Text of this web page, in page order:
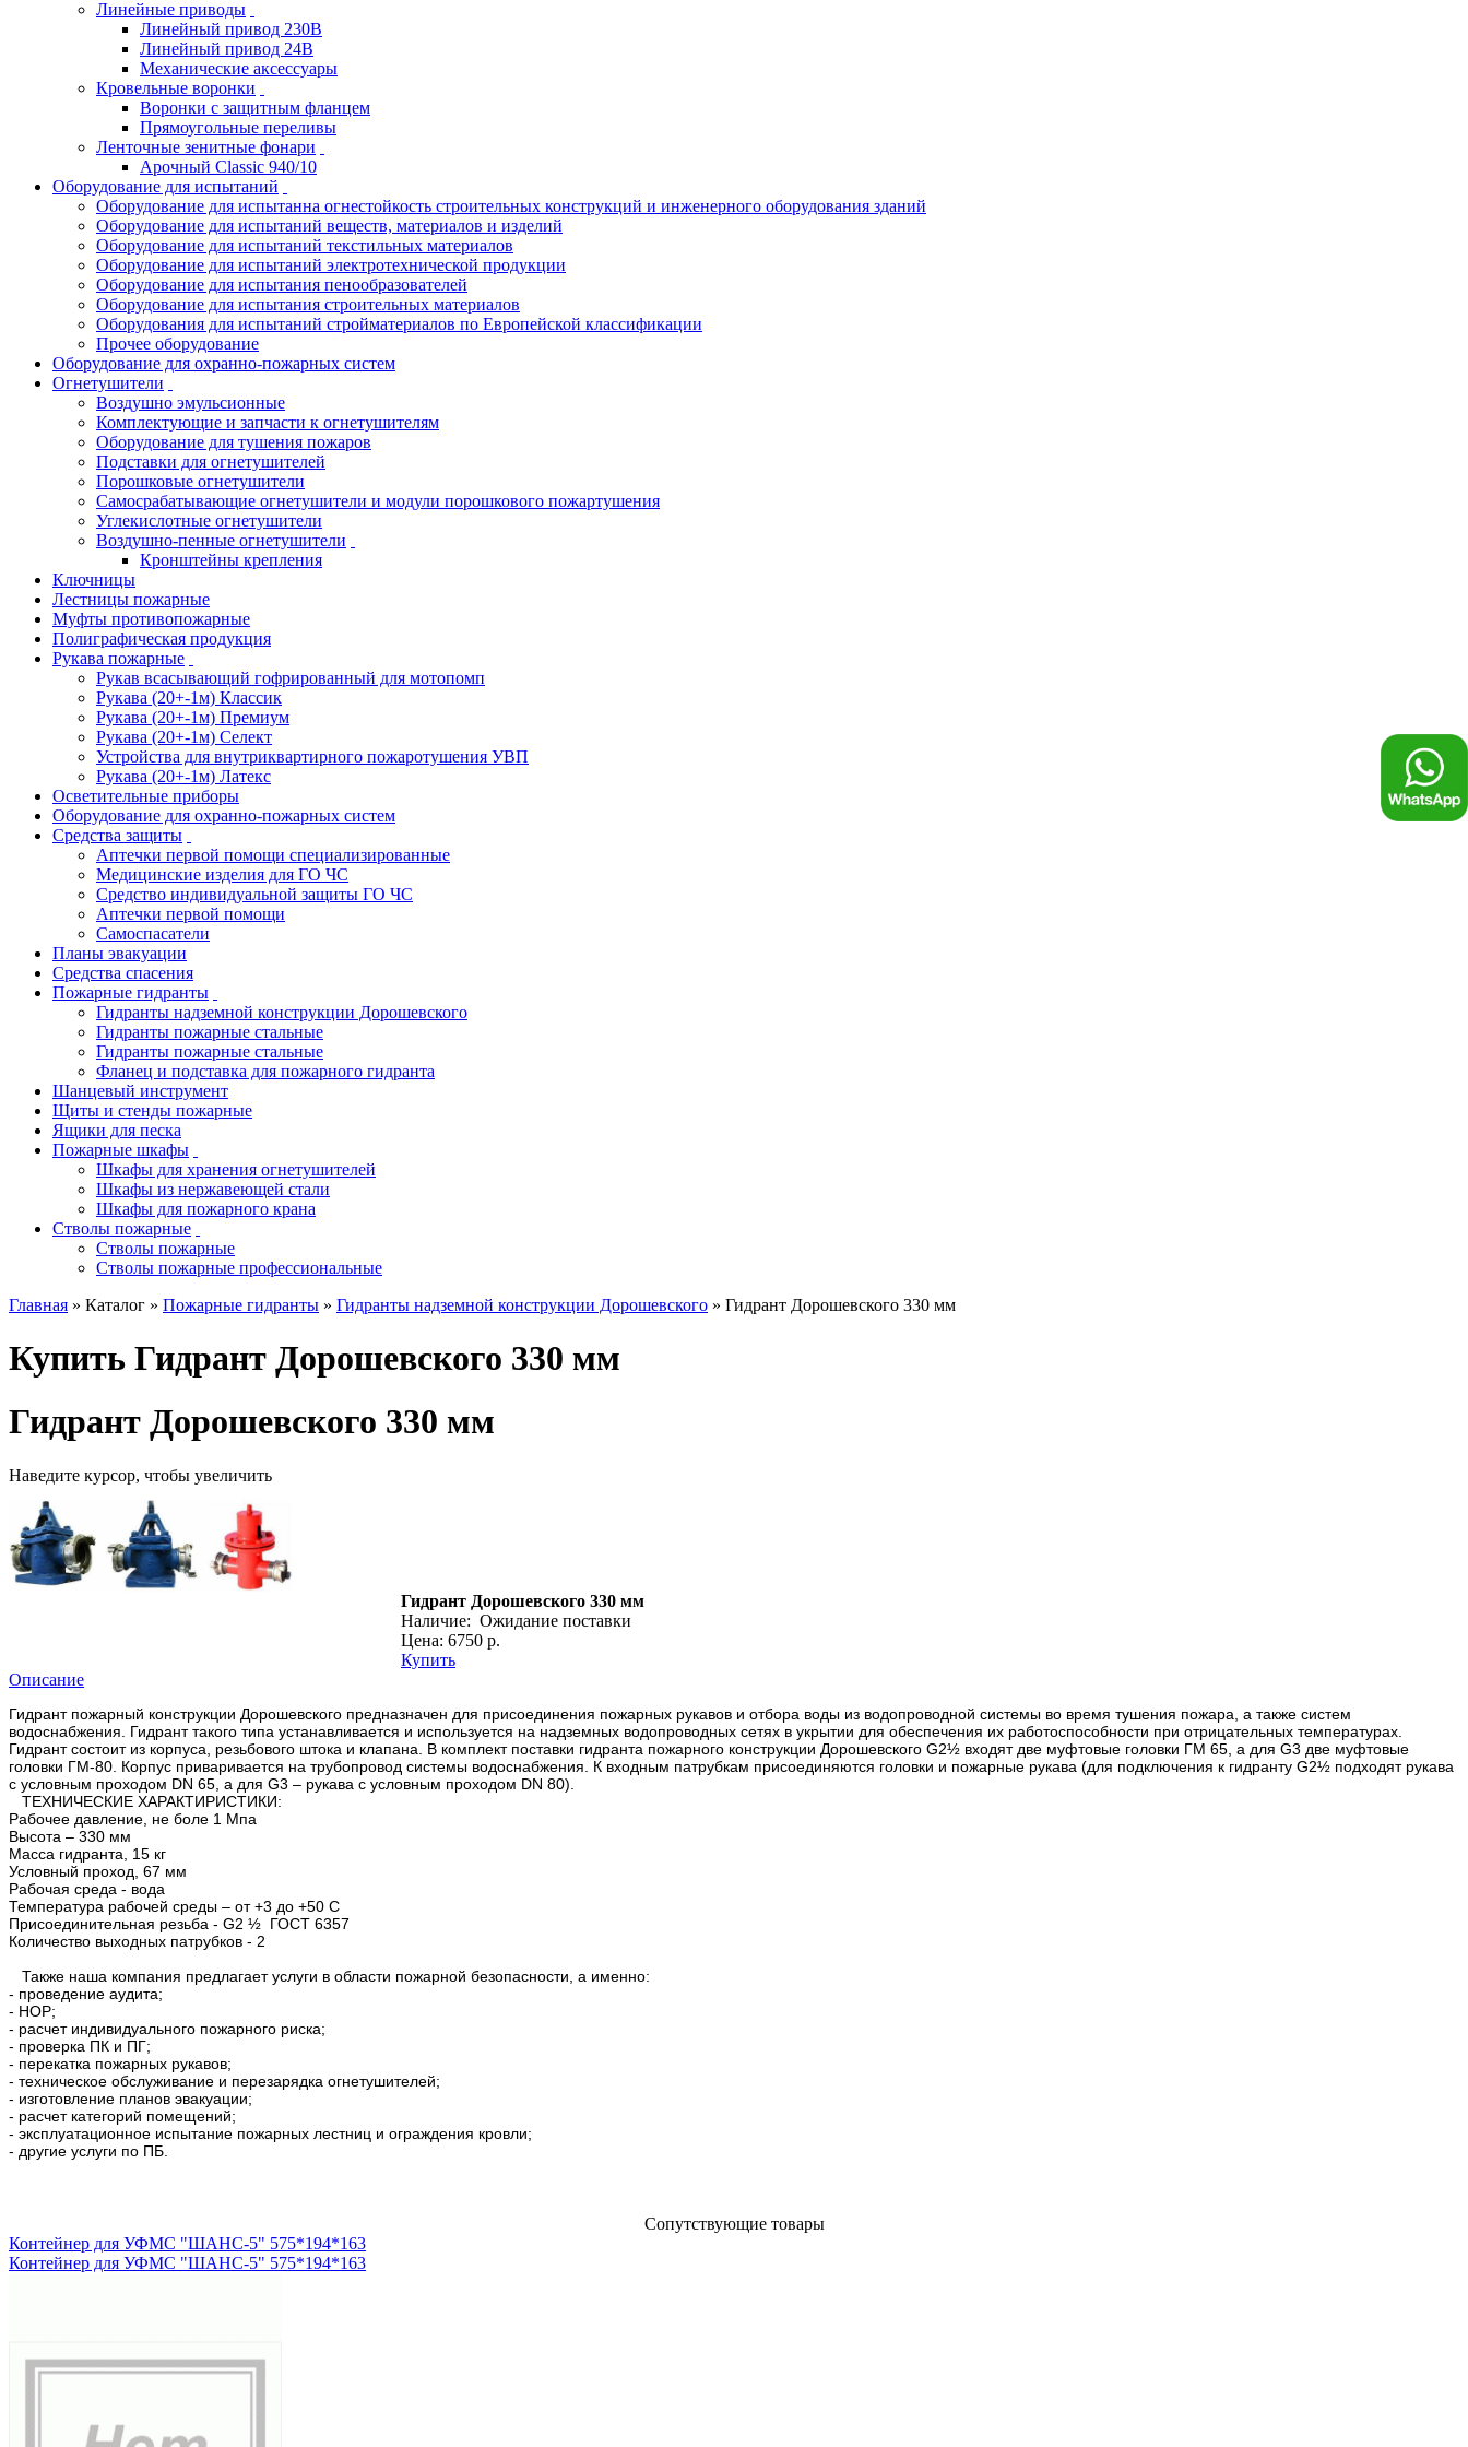
Линейные приводы
Линейный привод 230В
Линейный привод 24В
Механические аксессуары
Кровельные воронки
Воронки с защитным фланцем
Прямоугольные переливы
Ленточные зенитные фонари
Арочный Classic 940/10
Оборудование для испытаний
Оборудование для испытанна огнестойкость строительных конструкций и инженерного оборудования зданий
Оборудование для испытаний веществ, материалов и изделий
Оборудование для испытаний текстильных материалов
Оборудование для испытаний электротехнической продукции
Оборудование для испытания пенообразователей
Оборудование для испытания строительных материалов
Оборудования для испытаний стройматериалов по Европейской классификации
Прочее оборудование
Оборудование для охранно-пожарных систем
Огнетушители
Воздушно эмульсионные
Комплектующие и запчасти к огнетушителям
Оборудование для тушения пожаров
Подставки для огнетушителей
Порошковые огнетушители
Самосрабатывающие огнетушители и модули порошкового пожартушения
Углекислотные огнетушители
Воздушно-пенные огнетушители
Кронштейны крепления
Ключницы
Лестницы пожарные
Муфты противопожарные
Полиграфическая продукция
Рукава пожарные
Рукав всасывающий гофрированный для мотопомп
Рукава (20+-1м) Классик
Рукава (20+-1м) Премиум
Рукава (20+-1м) Селект
Устройства для внутриквартирного пожаротушения УВП
Рукава (20+-1м) Латекс
Осветительные приборы
Оборудование для охранно-пожарных систем
Средства защиты
Аптечки первой помощи специализированные
Медицинские изделия для ГО ЧС
Средство индивидуальной защиты ГО ЧС
Аптечки первой помощи
Самоспасатели
Планы эвакуации
Средства спасения
Пожарные гидранты
Гидранты надземной конструкции Дорошевского
Гидранты пожарные стальные
Гидранты пожарные стальные
Фланец и подставка для пожарного гидранта
Шанцевый инструмент
Щиты и стенды пожарные
Ящики для песка
Пожарные шкафы
Шкафы для хранения огнетушителей
Шкафы из нержавеющей стали
Шкафы для пожарного крана
Стволы пожарные
Стволы пожарные
Стволы пожарные профессиональные
Главная » Каталог » Пожарные гидранты » Гидранты надземной конструкции Дорошевского » Гидрант Дорошевского 330 мм
Купить Гидрант Дорошевского 330 мм
Гидрант Дорошевского 330 мм
Наведите курсор, чтобы увеличить
Гидрант Дорошевского 330 мм
Наличие: Ожидание поставки
Цена: 6750 р.
Купить
Описание
Гидрант пожарный конструкции Дорошевского предназначен для присоединения пожарных рукавов и отбора воды из водопроводной системы во время тушения пожара, а также систем
водоснабжения. Гидрант такого типа устанавливается и используется на надземных водопроводных сетях в укрытии для обеспечения их работоспособности при отрицательных температурах.
Гидрант состоит из корпуса, резьбового штока и клапана. В комплект поставки гидранта пожарного конструкции Дорошевского G2½ входят две муфтовые головки ГМ 65, а для G3 две муфтовые
головки ГМ-80. Корпус приваривается на трубопровод системы водоснабжения. К входным патрубкам присоединяются головки и пожарные рукава (для подключения к гидранту G2½ подходят рукава
с условным проходом DN 65, а для G3 – рукава с условным проходом DN 80).
ТЕХНИЧЕСКИЕ ХАРАКТИРИСТИКИ:
Рабочее давление, не боле 1 Мпа
Высота – 330 мм
Масса гидранта, 15 кг
Условный проход, 67 мм
Рабочая среда - вода
Температура рабочей среды – от +3 до +50 С
Присоединительная резьба - G2 ½ ГОСТ 6357
Количество выходных патрубков - 2
Также наша компания предлагает услуги в области пожарной безопасности, а именно:
- проведение аудита;
- НОР;
- расчет индивидуального пожарного риска;
- проверка ПК и ПГ;
- перекатка пожарных рукавов;
- техническое обслуживание и перезарядка огнетушителей;
- изготовление планов эвакуации;
- расчет категорий помещений;
- эксплуатационное испытание пожарных лестниц и ограждения кровли;
- другие услуги по ПБ.
Сопутствующие товары
Контейнер для УФМС "ШАНС-5" 575*194*163
Контейнер для УФМС "ШАНС-5" 575*194*163